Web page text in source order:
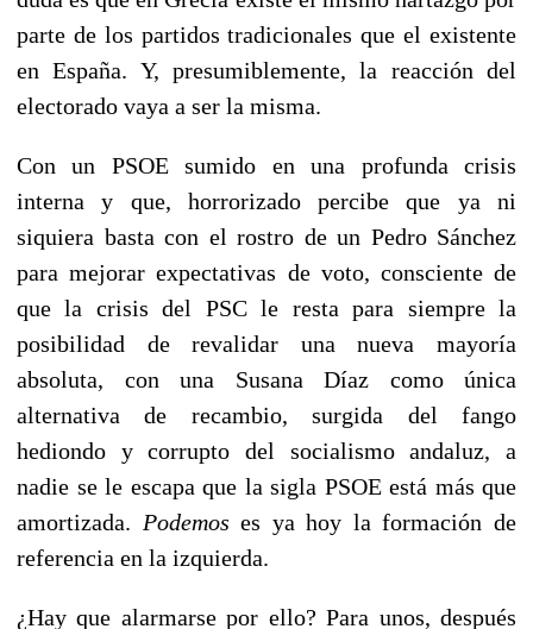
parte de los partidos tradicionales que el existente
en España. Y, presumiblemente, la reacción del
electorado vaya a ser la misma.
Con un PSOE sumido en una profunda crisis
interna y que, horrorizado percibe que ya ni
siquiera basta con el rostro de un Pedro Sánchez
para mejorar expectativas de voto, consciente de
que la crisis del PSC le resta para siempre la
posibilidad de revalidar una nueva mayoría
absoluta, con una Susana Díaz como única
alternativa de recambio, surgida del fango
hediondo y corrupto del socialismo andaluz, a
nadie se le escapa que la sigla PSOE está más que
amortizada. Podemos es ya hoy la formación de
referencia en la izquierda.
¿Hay que alarmarse por ello? Para unos, después